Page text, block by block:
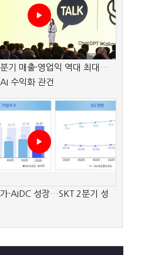
기 매출·영업익 역대 최대…
수익화 관건
·AIDC 성장…SKT 2분기 성